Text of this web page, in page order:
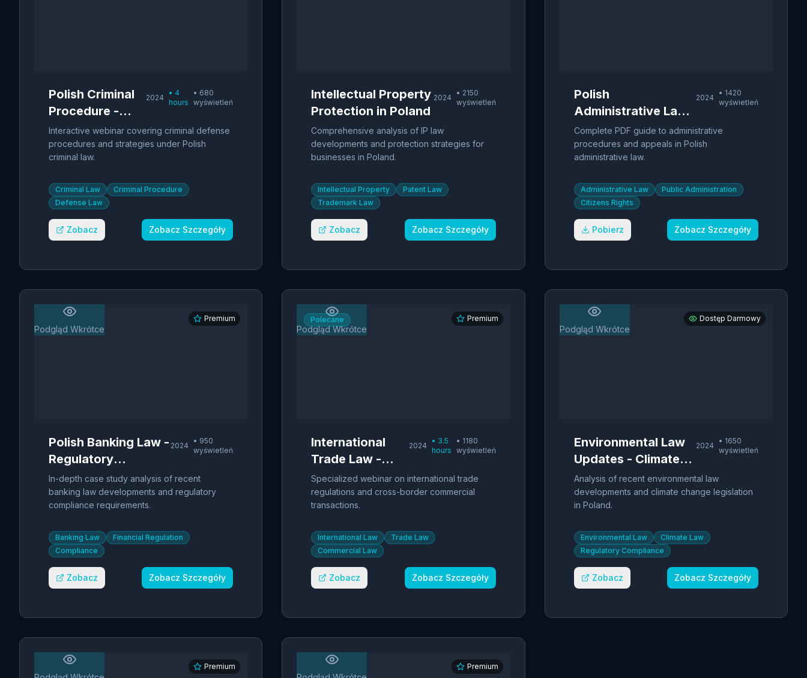
Polish Criminal
Procedure -
Defense
Strategies
2024
• 4
hours
• 680
wyświetleń
Interactive webinar covering criminal defense
procedures and strategies under Polish
criminal law.
Criminal Law
Criminal Procedure
Defense Law
Zobacz Zobacz Szczegóły
Intellectual Property
Protection in Poland
2024
• 2150
wyświetleń
Comprehensive analysis of IP law
developments and protection strategies for
businesses in Poland.
Intellectual Property
Patent Law
Trademark Law
Zobacz Zobacz Szczegóły
Polish
Administrative Law -
Procedural Guide
2024
• 1420
wyświetleń
Complete PDF guide to administrative
procedures and appeals in Polish
administrative law.
Administrative Law
Public Administration
Citizens Rights
Pobierz Zobacz Szczegóły
Podgląd Wkrótce
Premium
Polish Banking Law -
Regulatory
Compliance
Analysis
2024
• 950
wyświetleń
In-depth case study analysis of recent
banking law developments and regulatory
compliance requirements.
Banking Law
Financial Regulation
Compliance
Zobacz Zobacz Szczegóły
Podgląd Wkrótce
Polecane Premium
International
Trade Law -
Polish
Perspective
2024
• 3.5
hours
• 1180
wyświetleń
Specialized webinar on international trade
regulations and cross-border commercial
transactions.
International Law
Trade Law
Commercial Law
Zobacz Zobacz Szczegóły
Podgląd Wkrótce
Dostęp Darmowy
Environmental Law
Updates - Climate
Change Legislation
2024
• 1650
wyświetleń
Analysis of recent environmental law
developments and climate change legislation
in Poland.
Environmental Law
Climate Law
Regulatory Compliance
Zobacz Zobacz Szczegóły
Premium Premium